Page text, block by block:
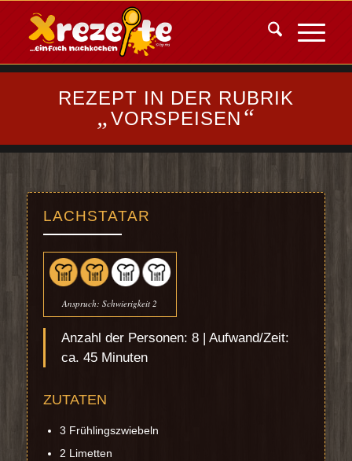
REZEPT IN DER RUBRIK
„VORSPEISEN “
LACHSTATAR
Anspruch: Schwierigkeit 2
Anzahl der Personen: 8 | Aufwand/Zeit:
ca. 45 Minuten
ZUTATEN
3 Frühlingszwiebeln
2 Limetten